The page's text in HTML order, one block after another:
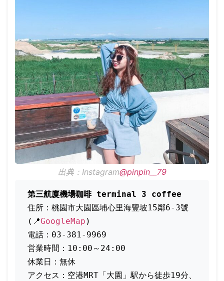
出典：Instagram@pinpin__79
第三航廈機場咖啡 terminal 3 coffee
住所：桃園市大園區埔心里海豐坡15鄰6-3號
(📍GoogleMap )
電話：03-381-9969
営業時間：10:00～24:00
休業日：無休
アクセス：空港MRT「大園」駅から徒歩19分、